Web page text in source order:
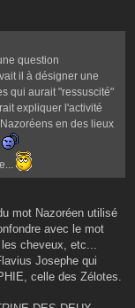
question
il à désigner une
qui aurait "ressuscité"
expliquer l'activité
en des lieux
mot Nazoréen utilisé
avec le mot
cheveux, etc...
Josephe qui
celle des Zélotes.